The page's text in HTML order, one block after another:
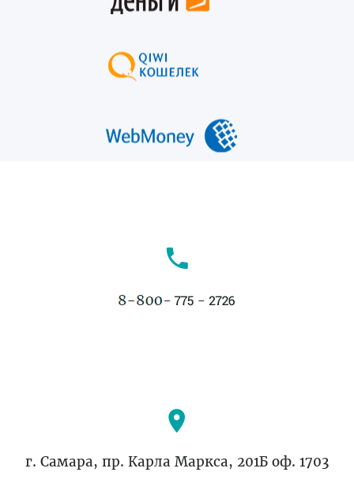
г. Самара, пр. Карла Маркса, 201Б оф. 1703